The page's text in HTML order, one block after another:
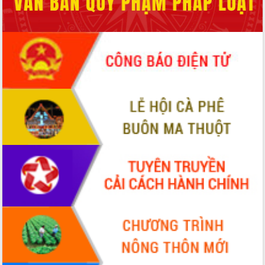
Hội thảo khoa học “Giải pháp thúc đẩy
phát triển nền kinh tế xanh tại tỉnh
Đắk Lắk”
Tăng cường giám sát, đôn đốc thực
hiện nhiệm vụ quản lý tài sản công
hàng tuần
Tháo gỡ những vướng mắc, đẩy mạnh
công tác cải cách thủ tục hành chính
tại Trung tâm Phục vụ hành chính
công tỉnh
Đắk Lắk: Tôn vinh 46 giải pháp tại Hội
thi Sáng tạo Kỹ thuật 2024 - 2025
Đắk Lắk rà soát, điều chỉnh Đề án 190
về phát triển nuôi trồng thủy sản
Phó Chủ tịch UBND tỉnh Đắk Lắk
Trương Công Thái kiểm tra thực địa
Dự án cao tốc Khánh Hòa - Buôn Ma
Thuột
Định vị cà phê Việt Nam như một “di
sản sống” trong dòng chảy toàn cầu